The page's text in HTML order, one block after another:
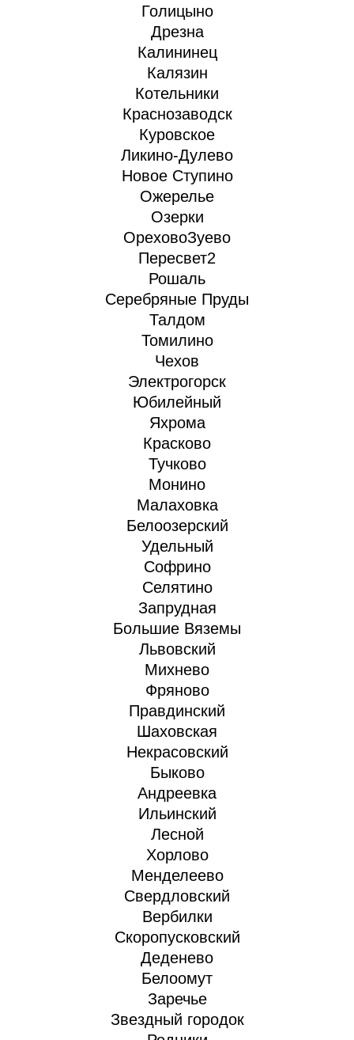
Голицыно
Дрезна
Калининец
Калязин
Котельники
Краснозаводск
Куровское
Ликино-Дулево
Новое Ступино
Ожерелье
Озерки
ОреховоЗуево
Пересвет2
Рошаль
Серебряные Пруды
Талдом
Томилино
Чехов
Электрогорск
Юбилейный
Яхрома
Красково
Тучково
Монино
Малаховка
Белоозерский
Удельный
Софрино
Селятино
Запрудная
Большие Вяземы
Львовский
Михнево
Фряново
Правдинский
Шаховская
Некрасовский
Быково
Андреевка
Ильинский
Лесной
Хорлово
Менделеево
Свердловский
Вербилки
Скоропусковский
Деденево
Белоомут
Заречье
Звездный городок